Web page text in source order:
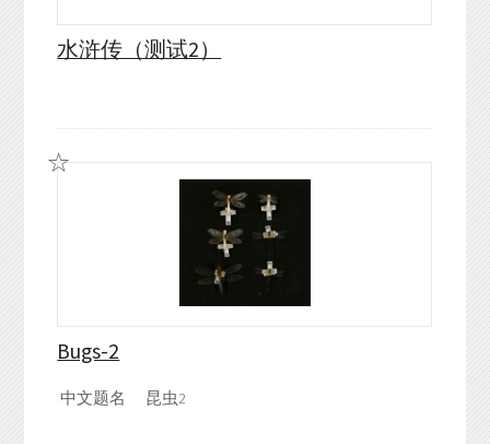
水浒传（测试2）
Bugs-2
中文题名 昆虫2